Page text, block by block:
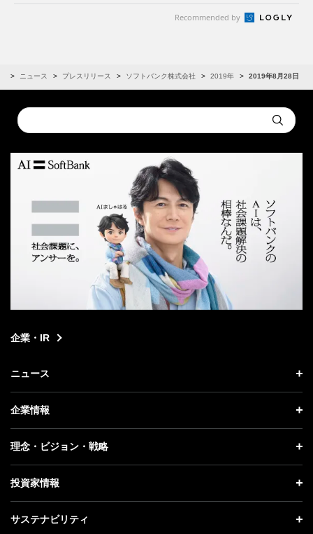
Recommended by
ニュース プレスリリース ソフトバンク株式会社 2019年 2019年8月28日
Conduct
a
Submit
企業・IR
ニュース
ニュース トップ
プレスリリース
更新情報
記者説明会
企業情報
企業情報 トップ
社長メッセージ
事業紹介
理念・ビジョン・戦略
理念・ビジョン・戦略 トップ
成長戦略「Activate AI for Society」
投資家情報
投資家情報 トップ
サステナビリティ